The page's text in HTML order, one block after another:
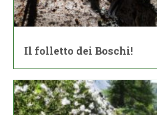
Il folletto dei Boschi!